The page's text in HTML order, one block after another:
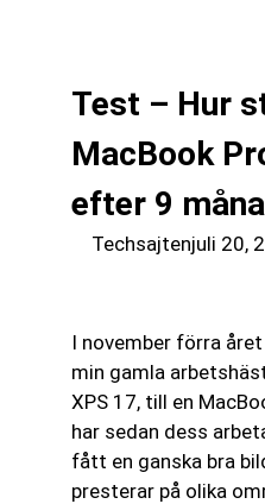
Test – Hur
MacBook
efter 9
Techsajtenjuli 20,
I november förra
min gamla
XPS 17, till en
har sedan dess
fått en ganska bra
presterar på olika